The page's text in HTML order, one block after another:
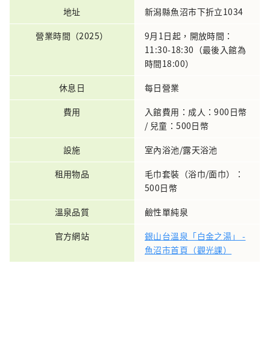
地址
新潟縣魚沼市下折立1034
營業時間（2025）
9月1日起，開放時間：
11:30-18:30（最後入館為
時間18:00）
休息日
每日營業
費用
入館費用：成人：900日幣
/ 兒童：500日幣
設施
室內浴池/露天浴池
租用物品
毛巾套裝（浴巾/面巾）：
500日幣
溫泉品質
鹼性單純泉
官方網站
銀山台溫泉「白金之湯」 -
魚沼市首頁（觀光課）